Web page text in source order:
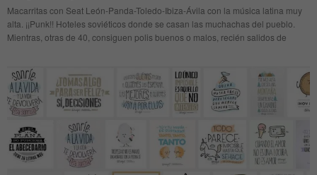
Macarritas con Seat León-Panda-Toledo-Ibiza-Ávila con la música latina muy
alta. ¡¡Punk!! Hoteles soviéticos donde se casan las muchachas del pueblo.
Mientras, otras de 40, consiguen polis buenos o malos, recién salidos de